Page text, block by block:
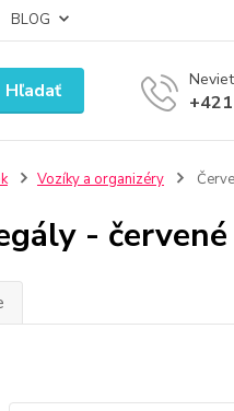
BLOG
Hľadať
Vozíky a organizéry
- červené